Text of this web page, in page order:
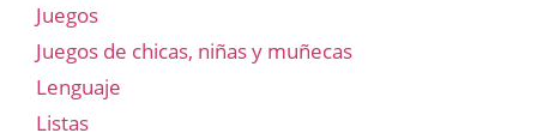
Juegos
Juegos de chicas, niñas y muñecas
Lenguaje
Listas